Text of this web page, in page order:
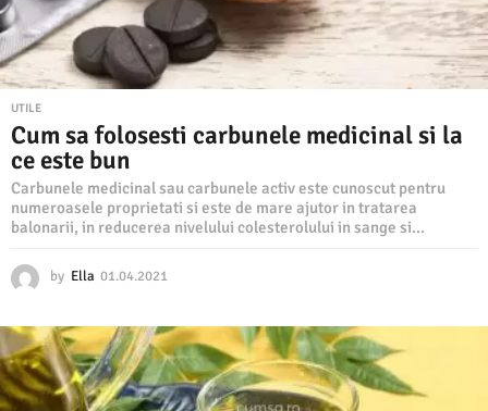
UTILE
Cum sa folosesti carbunele medicinal si la
ce este bun
Carbunele medicinal sau carbunele activ este cunoscut pentru
numeroasele proprietati si este de mare ajutor in tratarea
balonarii, in reducerea nivelului colesterolului in sange si...
by Ella 01.04.2021
0
4
.
2